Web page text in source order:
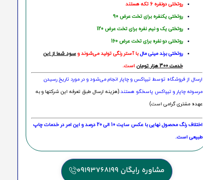
روتختی دونفره 6 تکه هستند
روتختی یکنفره برای تخت عرض 90
روتختی یک و نیم نفره برای تخت عرض 120
روتختی دو نفره برای تخت عرض 160
روتختی‌ برند مینی مالبا آستر رنگی تولید می‌شوند وسود شما از این
خدمت 300 هزار تومان
است.
ارسال از فروشگاه توسط تیپاکس و چاپار انجام می‌شود و در مورد تاریخ رسیدن
مرسوله چاپار و تیپاکس پاسخگو هستند.(هزینه ارسال طبق تعرفه این شرکتها و به
عهده مشتری گرامی است)
اختلاف رنگ محصول نهایی با عکس سایت 10 الی 20 درصد و این امر در خدمات چاپ
طبیعی است.
مشاوره رایگان 09193768199